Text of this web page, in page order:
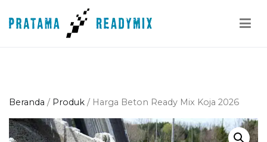
ke
Beranda / Produk / Harga Beton Ready Mix Koja 2026